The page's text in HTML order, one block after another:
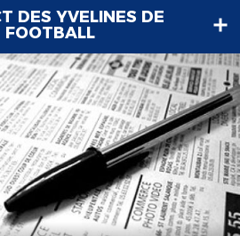
DES YVELINES DE
FOOTBALL